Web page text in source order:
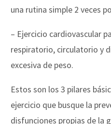
una rutina simple 2 veces
– Ejercicio cardiovascular
respiratorio, circulatorio y
excesiva de peso.
Estos son los 3 pilares
ejercicio que busque la
disfunciones propias de la